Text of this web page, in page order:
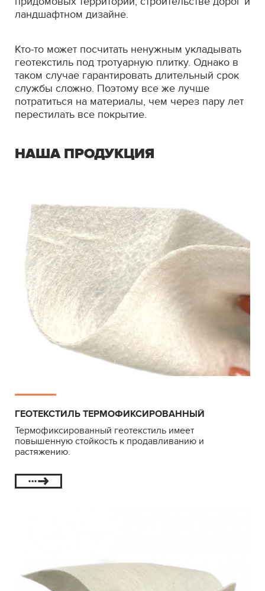
ландшафтном дизайне.
Кто-то может посчитать ненужным укладывать
геотекстиль под тротуарную плитку. Однако в
таком случае гарантировать длительный срок
службы сложно. Поэтому все же лучше
потратиться на материалы, чем через пару лет
перестилать все покрытие.
НАША ПРОДУКЦИЯ
ГЕОТЕКСТИЛЬ ТЕРМОФИКСИРОВАННЫЙ
Термофиксированный геотекстиль имеет
повышенную стойкость к продавливанию и
растяжению.